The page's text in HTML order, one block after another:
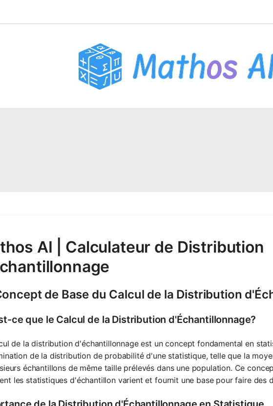
AI | Calculateur de Distribution
de Base du Calcul de la Distribution
ce que le Calcul de la Distribution d'Échantillonnage?
de la distribution d'échantillonnage est un concept fondamental en
de la distribution de probabilité d'une statistique, telle que la
échantillons de même taille prélevés dans une population. Ce
les statistiques d'échantillon varient et fournit une base pour faire des